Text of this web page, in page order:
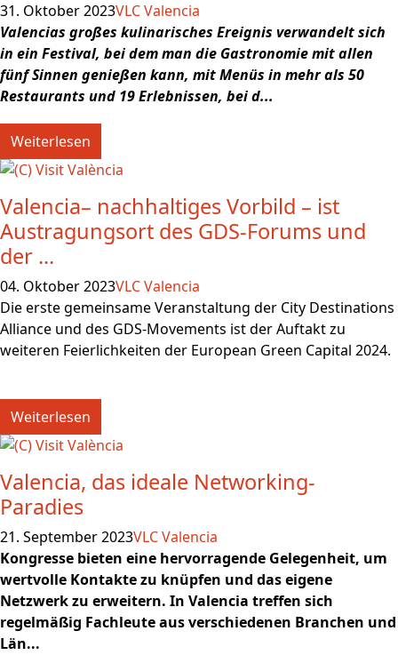
31. Oktober 2023VLC Valencia
Valencias großes kulinarisches Ereignis verwandelt sich
in ein Festival, bei dem man die Gastronomie mit allen
fünf Sinnen genießen kann, mit Menüs in mehr als 50
Restaurants und 19 Erlebnissen, bei d...
Weiterlesen
Valencia– nachhaltiges Vorbild – ist
Austragungsort des GDS-Forums und
der ...
04. Oktober 2023VLC Valencia
Die erste gemeinsame Veranstaltung der City Destinations
Alliance und des GDS-Movements ist der Auftakt zu
weiteren Feierlichkeiten der European Green Capital 2024.
Weiterlesen
Valencia, das ideale Networking-
Paradies
21. September 2023VLC Valencia
Kongresse bieten eine hervorragende Gelegenheit, um
wertvolle Kontakte zu knüpfen und das eigene
Netzwerk zu erweitern. In Valencia treffen sich
regelmäßig Fachleute aus verschiedenen Branchen und
Län...